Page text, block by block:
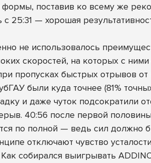
поставив ко всему же
25:31 — хорошая
не использовалось
скоростей, на которых с
пропусках быстрых отрывов
были куда точнее (81%
и даже чуток подсократили
40:56 после первой
по полной — ведь сил должно
отключают чувство
собирался выигрывать